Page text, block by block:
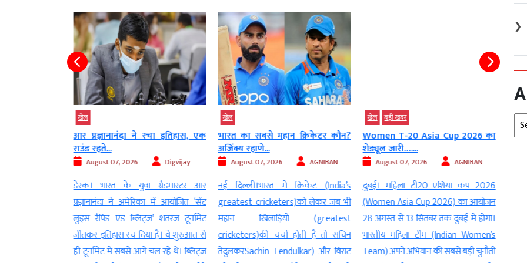
खेल
आर प्रज्ञानानंदा ने रचा इतिहास, एक
राउंड रहते...
August 07, 2026 Digvijay
डेस्क। भारत के युवा ग्रैंडमास्टर आर
प्रज्ञानानंदा ने अमेरिका में आयोजित ‘सेंट
लुइस रैपिड एंड ब्लिट्ज’ शतरंज टूर्नामेंट
जीतकर इतिहास रच दिया है। वे शुरुआत से
ही टूर्नामेंट में सबसे आगे चल रहे थे। ब्लिट्ज
खेल
भारत का सबसे महान क्रिकेटर कौन?
अजिंक्य रहाणे...
August 07, 2026 AGNIBAN
नई दिल्ली।भारत में क्रिकेट (India’s
greatest cricketers)को लेकर जब भी
महान खिलाड़ियों (greatest
cricketers)की चर्चा होती है तो सचिन
तेंदुलकरSachin Tendulkar) और विराट
खेल बड़ी खबर
Women T-20 Asia Cup 2026 का
शेड्यूल जारी…....
August 07, 2026 AGNIBAN
दुबई। महिला टी20 एशिया कप 2026
(Women Asia Cup 2026) का आयोजन
28 अगस्त से 13 सितंबर तक दुबई में होगा।
भारतीय महिला टीम (Indian Women’s
Team) अपने अभियान की सबसे बड़ी चुनौती
खेल
❯